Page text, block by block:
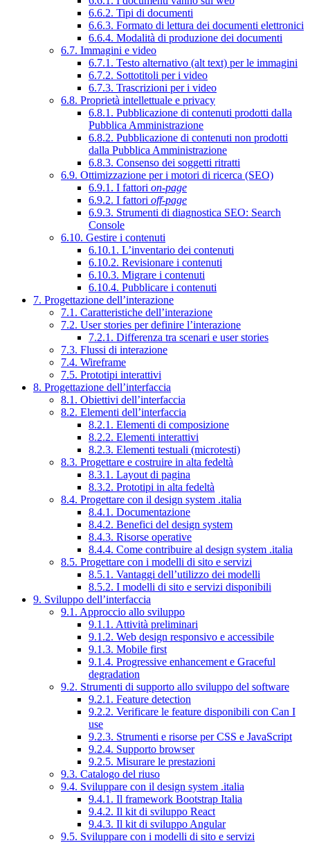
6.6.2. Tipi di documenti
6.6.3. Formato di lettura dei documenti elettronici
6.6.4. Modalità di produzione dei documenti
6.7. Immagini e video
6.7.1. Testo alternativo (alt text) per le immagini
6.7.2. Sottotitoli per i video
6.7.3. Trascrizioni per i video
6.8. Proprietà intellettuale e privacy
6.8.1. Pubblicazione di contenuti prodotti dalla
Pubblica Amministrazione
6.8.2. Pubblicazione di contenuti non prodotti
dalla Pubblica Amministrazione
6.8.3. Consenso dei soggetti ritratti
6.9. Ottimizzazione per i motori di ricerca (SEO)
6.9.1. I fattori on-page
6.9.2. I fattori off-page
6.9.3. Strumenti di diagnostica SEO: Search
Console
6.10. Gestire i contenuti
6.10.1. L’inventario dei contenuti
6.10.2. Revisionare i contenuti
6.10.3. Migrare i contenuti
6.10.4. Pubblicare i contenuti
7. Progettazione dell’interazione
7.1. Caratteristiche dell’interazione
7.2. User stories per definire l’interazione
7.2.1. Differenza tra scenari e user stories
7.3. Flussi di interazione
7.4. Wireframe
7.5. Prototipi interattivi
8. Progettazione dell’interfaccia
8.1. Obiettivi dell’interfaccia
8.2. Elementi dell’interfaccia
8.2.1. Elementi di composizione
8.2.2. Elementi interattivi
8.2.3. Elementi testuali (microtesti)
8.3. Progettare e costruire in alta fedeltà
8.3.1. Layout di pagina
8.3.2. Prototipi in alta fedeltà
8.4. Progettare con il design system .italia
8.4.1. Documentazione
8.4.2. Benefici del design system
8.4.3. Risorse operative
8.4.4. Come contribuire al design system .italia
8.5. Progettare con i modelli di sito e servizi
8.5.1. Vantaggi dell’utilizzo dei modelli
8.5.2. I modelli di sito e servizi disponibili
9. Sviluppo dell’interfaccia
9.1. Approccio allo sviluppo
9.1.1. Attività preliminari
9.1.2. Web design responsivo e accessibile
9.1.3. Mobile first
9.1.4. Progressive enhancement e Graceful
degradation
9.2. Strumenti di supporto allo sviluppo del software
9.2.1. Feature detection
9.2.2. Verificare le feature disponibili con Can I
use
9.2.3. Strumenti e risorse per CSS e JavaScript
9.2.4. Supporto browser
9.2.5. Misurare le prestazioni
9.3. Catalogo del riuso
9.4. Sviluppare con il design system .italia
9.4.1. Il framework Bootstrap Italia
9.4.2. Il kit di sviluppo React
9.4.3. Il kit di sviluppo Angular
9.5. Sviluppare con i modelli di sito e servizi